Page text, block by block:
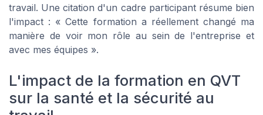
travail. Une citation d'un cadre participant résume bien
l'impact : « Cette formation a réellement changé ma
manière de voir mon rôle au sein de l'entreprise et
avec mes équipes ».
L'impact de la formation en QVT
sur la santé et la sécurité au